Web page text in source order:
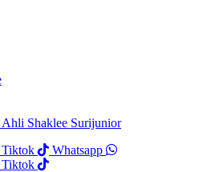
Shaklee Surijunior
Tiktok
Whatsapp
Tiktok